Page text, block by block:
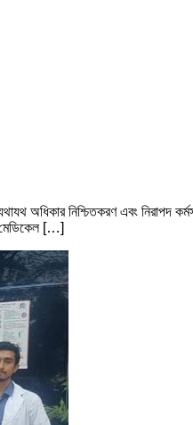
অধিকার নিশ্চিতকরণ এবং নিরাপদ
মেডিকেল […]